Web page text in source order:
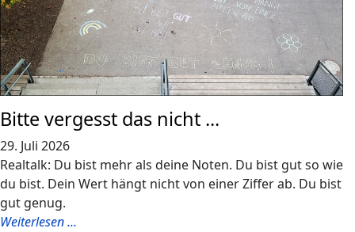
Bitte vergesst das nicht ...
29. Juli 2026
Realtalk: Du bist mehr als deine Noten. Du bist gut so wie
du bist. Dein Wert hängt nicht von einer Ziffer ab. Du bist
gut genug.
Weiterlesen ...